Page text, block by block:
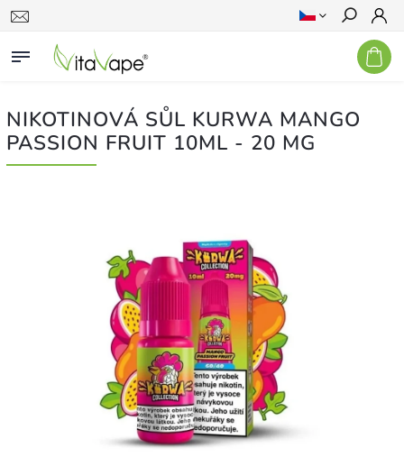
Hledat
NIKOTINOVÁ SŮL KURWA MANGO
PASSION FRUIT 10ML - 20 MG